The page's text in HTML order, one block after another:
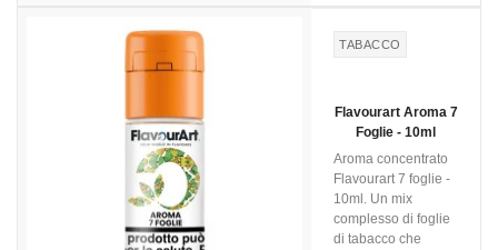
TABACCO
Flavourart Aroma 7
Foglie - 10ml
Aroma concentrato
Flavourart 7 foglie -
10ml. Un mix
complesso di foglie
di tabacco che